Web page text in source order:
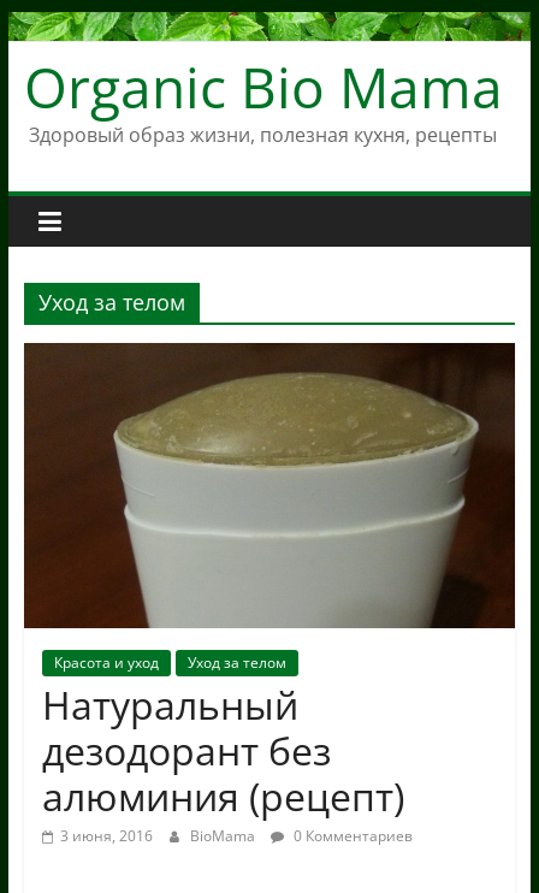
Skip
content
Organic Bio Mama
Здоровый образ жизни, полезная кухня, рецепты
Уход за телом
Красота и уход Уход за телом
Натуральный
дезодорант без
алюминия (рецепт)
3 июня, 2016 BioMama 0 Комментариев